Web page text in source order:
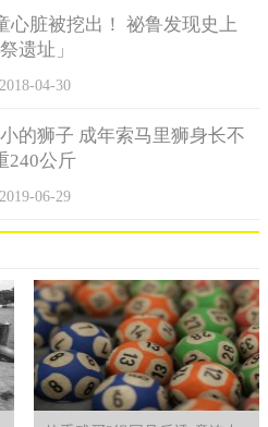
至少可以发出26种不同的声音。
黑冠松鼠猴顺利通过检疫期，加
群，轮流在户外活动场和室内栏
心脏被挖出！ 祕鲁发现史上
遗址」
2018-04-30
的狮子 成年索马里狮身长不
240公斤
2019-06-29